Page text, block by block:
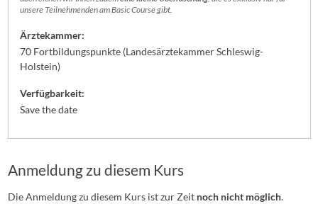
unsere Teilnehmenden am Basic Course gibt.
Ärztekammer:
70 Fortbildungspunkte (Landesärztekammer Schleswig-
Holstein)
Verfügbarkeit:
Save the date
Anmeldung zu diesem Kurs
Die Anmeldung zu diesem Kurs ist zur Zeit noch nicht möglich.